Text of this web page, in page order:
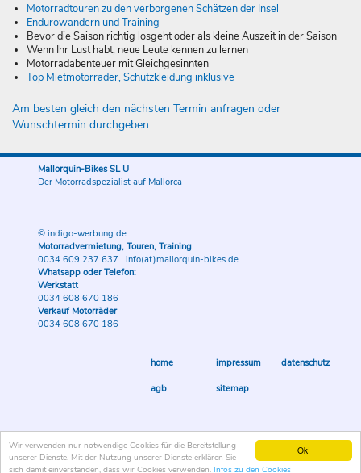
Ok!
Wir verwenden nur notwendige Cookies für die Bereitstellung
unserer Dienste. Mit der Nutzung unserer Dienste erklären Sie
sich damit einverstanden, dass wir Cookies verwenden. Infos zu den Cookies
Motorradtouren zu den verborgenen Schätzen der Insel
Endurowandern und Training
Bevor die Saison richtig losgeht oder als kleine Auszeit in der Saison
Wenn Ihr Lust habt, neue Leute kennen zu lernen
Motorradabenteuer mit Gleichgesinnten
Top Mietmotorräder, Schutzkleidung inklusive
Am besten gleich den nächsten Termin anfragen oder
Wunschtermin durchgeben.
Mallorquin-Bikes SL U
Der Motorradspezialist auf Mallorca
© indigo-werbung.de
Motorradvermietung, Touren, Training
0034 609 237 637 | info(at)mallorquin-bikes.de
Whatsapp oder Telefon:
Werkstatt
0034 608 670 186
Verkauf Motorräder
0034 608 670 186
home impressum datenschutz
agb sitemap